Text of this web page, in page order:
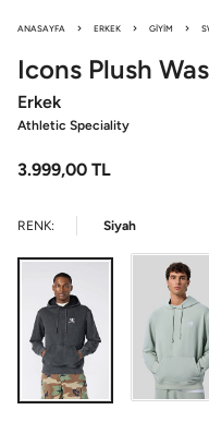
ANASAYFA ERKEK GIYIM
Icons Plush
Erkek
Athletic Speciality
3.999,00 TL
RENK: Siyah